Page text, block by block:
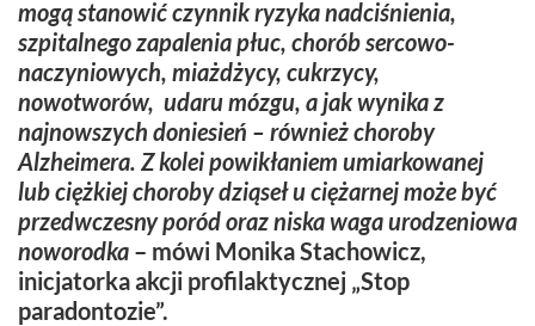
mogą stanowić czynnik ryzyka nadciśnienia,
szpitalnego zapalenia płuc, chorób sercowo-
naczyniowych, miażdżycy, cukrzycy,
nowotworów, udaru mózgu, a jak wynika z
najnowszych doniesień – również choroby
Alzheimera. Z kolei powikłaniem umiarkowanej
lub ciężkiej choroby dziąseł u ciężarnej może być
przedwczesny poród oraz niska waga urodzeniowa
noworodka – mówi Monika Stachowicz,
inicjatorka akcji profilaktycznej „Stop
paradontozie”.